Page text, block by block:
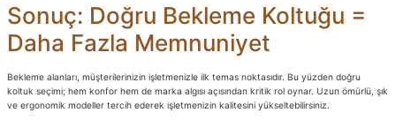
Sonuç: Doğru Bekleme Koltuğu =
Daha Fazla Memnuniyet
Bekleme alanları, müşterilerinizin işletmenizle ilk temas noktasıdır. Bu yüzden doğru
koltuk seçimi; hem konfor hem de marka algısı açısından kritik rol oynar. Uzun ömürlü, şık
ve ergonomik modeller tercih ederek işletmenizin kalitesini yükseltebilirsiniz.